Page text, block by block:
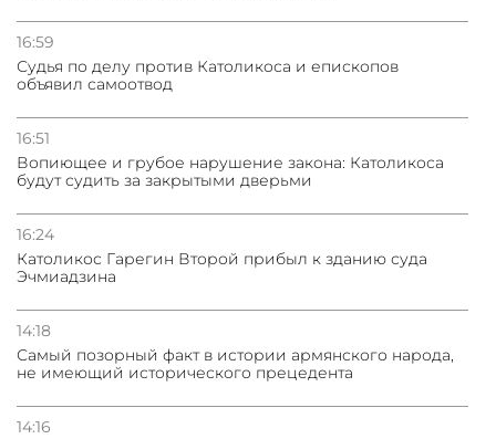
16:59
Судья по делу против Католикоса и епископов
объявил самоотвод
16:51
Вопиющее и грубое нарушение закона: Католикоса
будут судить за закрытыми дверьми
16:24
Католикос Гарегин Второй прибыл к зданию суда
Эчмиадзина
14:18
Самый позорный факт в истории армянского народа,
не имеющий исторического прецедента
14:16